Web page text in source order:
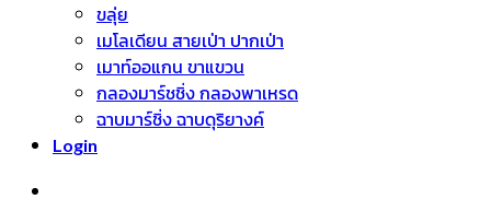
ขลุ่ย
เมโลเดียน สายเป่า ปากเป่า
เมาท์ออแกน ขาแขวน
กลองมาร์ชชิ่ง กลองพาเหรด
ฉาบมาร์ชิ่ง ฉาบดุริยางค์
Login